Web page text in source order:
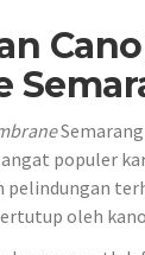
populer
oleh